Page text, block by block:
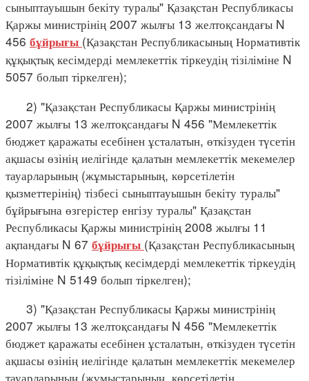
сыныптауышын бекіту туралы" Қазақстан Республикасы
Қаржы министрінің 2007 жылғы 13 желтоқсандағы N
456 бұйрығы (Қазақстан Республикасының Нормативтік
құқықтық кесімдерді мемлекеттік тіркеудің тізіліміне N
5057 болып тіркелген);
2) "Қазақстан Республикасы Қаржы министрінің
2007 жылғы 13 желтоқсандағы N 456 "Мемлекеттік
бюджет қаражаты есебінен ұсталатын, өткізуден түсетін
ақшасы өзінің иелігінде қалатын мемлекеттік мекемелер
тауарларының (жұмыстарының, көрсетілетін
қызметтерінің) тізбесі сыныптауышын бекіту туралы"
бұйрығына өзгерістер енгізу туралы" Қазақстан
Республикасы Қаржы министрінің 2008 жылғы 11
ақпандағы N 67 бұйрығы (Қазақстан Республикасының
Нормативтік құқықтық кесімдерді мемлекеттік тіркеудің
тізіліміне N 5149 болып тіркелген);
3) "Қазақстан Республикасы Қаржы министрінің
2007 жылғы 13 желтоқсандағы N 456 "Мемлекеттік
бюджет қаражаты есебінен ұсталатын, өткізуден түсетін
ақшасы өзінің иелігінде қалатын мемлекеттік мекемелер
тауарларының (жұмыстарының, көрсетілетін